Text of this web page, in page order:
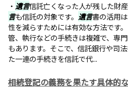
・ 遺言信託亡くなった人が残した財
言も信託の対象です。 遺言書の活用
性を減らすためには有効な方法です。
管、執行などの手続きは複雑で、専
もあります。そこで、信託銀行や司
た一連の手続きを信託で代...
相続登記の義務を果たす具体的